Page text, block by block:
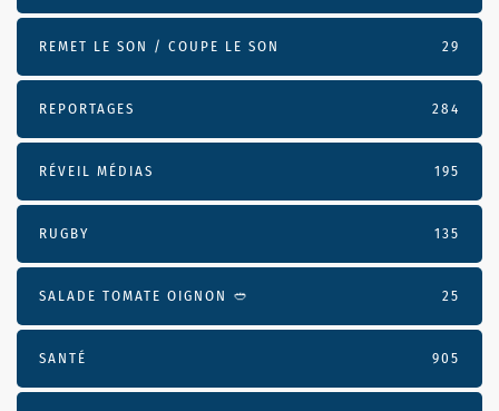
REMET LE SON / COUPE LE SON 29
REPORTAGES 284
RÉVEIL MÉDIAS 195
RUGBY 135
SALADE TOMATE OIGNON 🥙 25
SANTÉ 905